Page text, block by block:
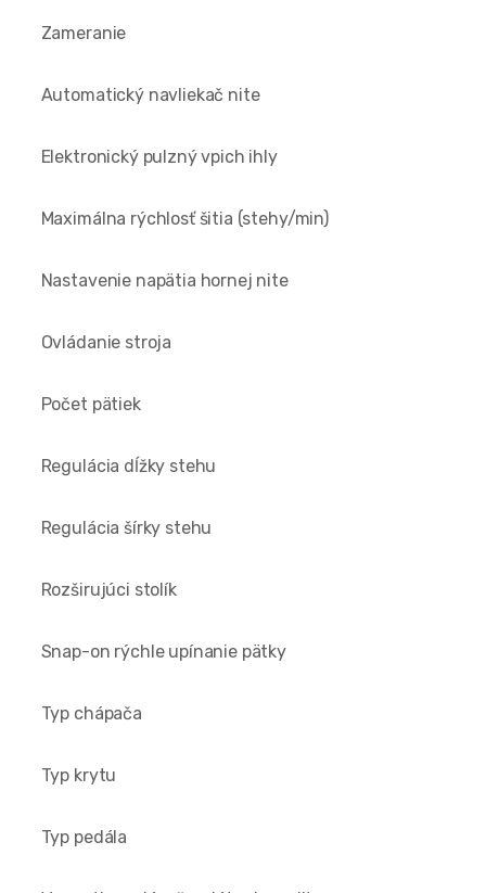
Zameranie
Automatický navliekač nite
Elektronický pulzný vpich ihly
Maximálna rýchlosť šitia (stehy/min)
Nastavenie napätia hornej nite
Ovládanie stroja
Počet pätiek
Regulácia dĺžky stehu
Regulácia šírky stehu
Rozširujúci stolík
Snap-on rýchle upínanie pätky
Typ chápača
Typ krytu
Typ pedála